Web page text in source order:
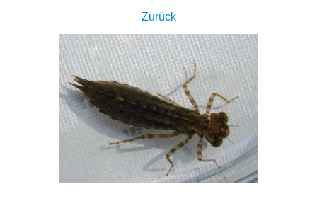
Zurück